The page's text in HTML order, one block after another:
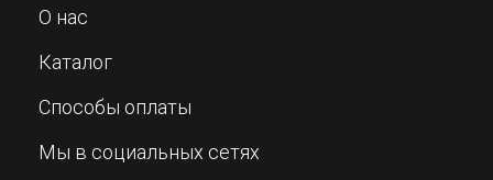
О нас
Каталог
Способы оплаты
Мы в социальных сетях